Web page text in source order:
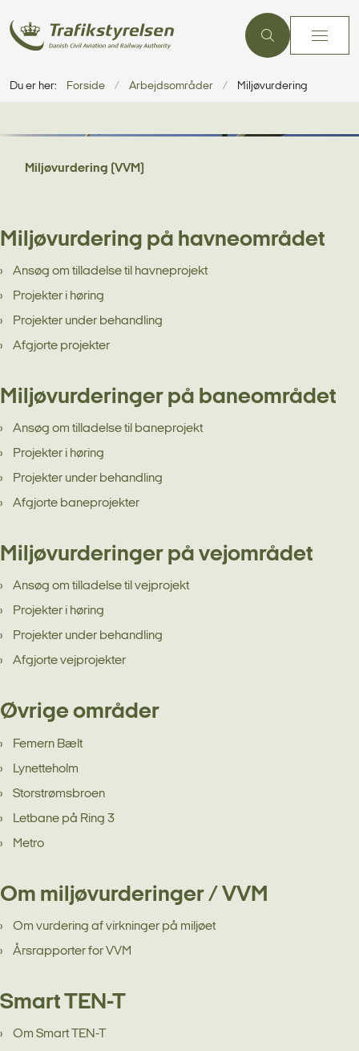
Du er her: Forside Arbejdsområder Miljøvurdering
Miljøvurdering (VVM)
Miljøvurdering på havneområdet
Ansøg om tilladelse til havneprojekt
Projekter i høring
Projekter under behandling
Afgjorte projekter
Miljøvurderinger på baneområdet
Ansøg om tilladelse til baneprojekt
Projekter i høring
Projekter under behandling
Afgjorte baneprojekter
Miljøvurderinger på vejområdet
Ansøg om tilladelse til vejprojekt
Projekter i høring
Projekter under behandling
Afgjorte vejprojekter
Øvrige områder
Femern Bælt
Lynetteholm
Storstrømsbroen
Letbane på Ring 3
Metro
Om miljøvurderinger / VVM
Om vurdering af virkninger på miljøet
Årsrapporter for VVM
Smart TEN-T
Om Smart TEN-T